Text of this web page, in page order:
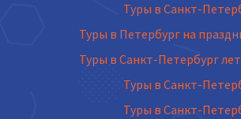
Туры в Санкт-
Туры в Петербург на
Туры в Санкт-Петербург
Туры в Санкт-
Туры в Санкт-